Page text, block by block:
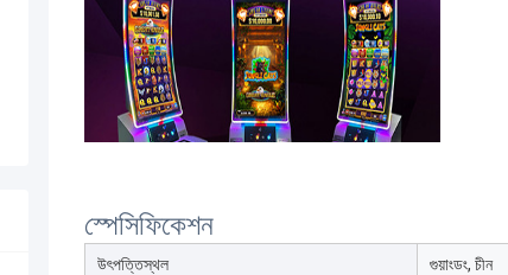
স্পেসিফিকেশন
উৎপত্তিস্থল গুয়াংডং, চীন